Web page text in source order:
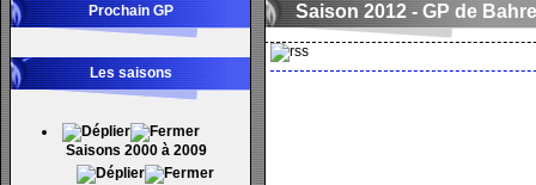
Prochain GP
Les saisons
Saisons 2000 à 2009
Saison 2012 - GP de